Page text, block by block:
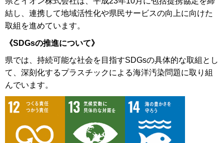
結し、連携して地域活性化や県民サービスの向上に向けた
取組を進めています。
《SDGsの推進について》
県では、持続可能な社会を目指すSDGsの具体的な取組とし
て、深刻化するプラスチックによる海洋汚染問題に取り組
んでいます。